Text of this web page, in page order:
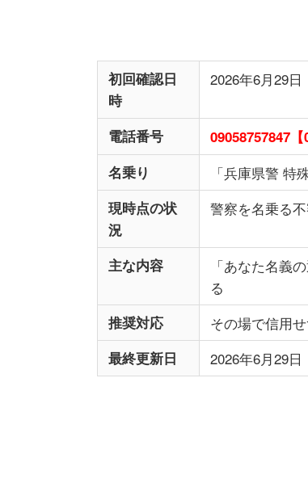
初回確認日
時
2026年6月29
電話番号
09058757847【
名乗り
「兵庫県警 特
現時点の状
況
警察を名乗る
主な内容
「あなた名義
る
推奨対応 その場で信用
最終更新日 2026年6月29日